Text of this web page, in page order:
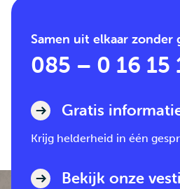
Samen uit elkaar zonder
085 – 0 16 15
Gratis
Krijg helderheid in één
Bekijk onze